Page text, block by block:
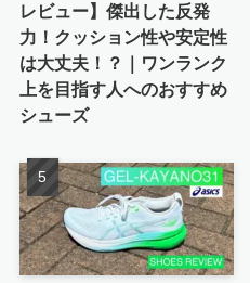
レビュー】傑出した反発
力！クッション性や安定性
は大丈夫！？｜ワンランク
上を目指す人へのおすすめ
シューズ